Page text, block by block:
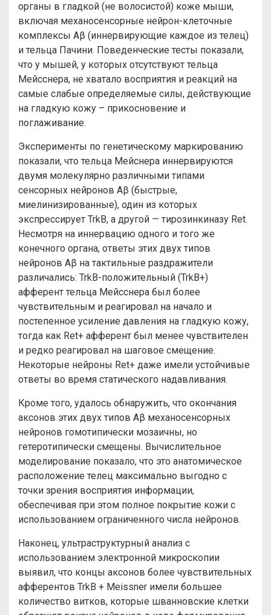
органы в гладкой (не волосистой) коже мыши,
включая механосенсорные нейрон-клеточные
комплексы Aβ (иннервирующие каждое из телец)
и тельца Пачини. Поведенческие тесты показали,
что у мышей, у которых отсутствуют тельца
Мейсснера, не хватало восприятия и реакций на
самые слабые определяемые силы, действующие
на гладкую кожу – прикосновение и
поглаживание.
Эксперименты по генетическому маркированию
показали, что тельца Мейснера иннервируются
двумя молекулярно различными типами
сенсорных нейронов Aβ (быстрые,
миелинизированные), один из которых
экспрессирует TrkB, а другой — тирозинкиназу Ret.
Несмотря на иннервацию одного и того же
конечного органа, ответы этих двух типов
нейронов Aβ на тактильные раздражители
различались: TrkB-положительный (TrkB+)
афферент тельца Мейсснера был более
чувствительным и реагировал на начало и
постепенное усиление давления на гладкую кожу,
тогда как Ret+ афферент был менее чувствителен
и редко реагировал на шаговое смещение.
Некоторые нейроны Ret+ даже имели устойчивые
ответы во время статического надавливания.
Кроме того, удалось обнаружить, что окончания
аксонов этих двух типов Aβ механосенсорных
нейронов гомотипически мозаичны, но
гетеротипически смещены. Вычислительное
моделирование показало, что это анатомическое
расположение телец максимально выгодно с
точки зрения восприятия информации,
обеспечивая при этом полное покрытие кожи с
использованием ограниченного числа нейронов.
Наконец, ультраструктурный анализ с
использованием электронной микроскопии
выявил, что концы аксонов более чувствительных
афферентов TrkB + Meissner имели большее
количество витков, которые шванновские клетки